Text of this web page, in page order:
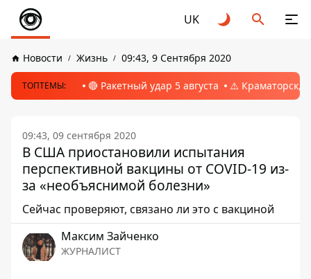
UK
Новости Жизнь 09:43, 9 Сентября 2020
ТОПТЕМЫ: 🔴 Ракетный удар 5 августа ⚠️ Краматорск,
09:43, 09 сентября 2020
В США приостановили испытания
перспективной вакцины от COVID-19 из-
за «необъяснимой болезни»
Сейчас проверяют, связано ли это с вакциной
Максим Зайченко
ЖУРНАЛИСТ